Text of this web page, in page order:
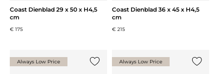
Coast Dienblad 29 x 50 x H4,5
cm
€ 175
Coast Dienblad 36 x 45 x H4,5
cm
€ 215
Always Low Price Always Low Price